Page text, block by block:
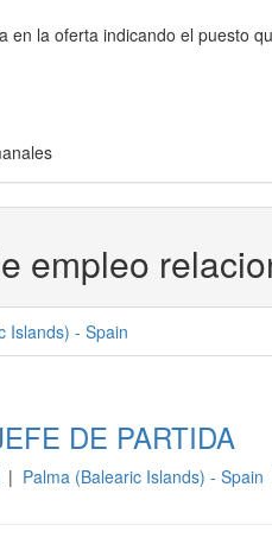
en la oferta indicando el puesto
empleo
Islands) - Spain
DE PARTIDA
| Palma (Balearic Islands) - Spain